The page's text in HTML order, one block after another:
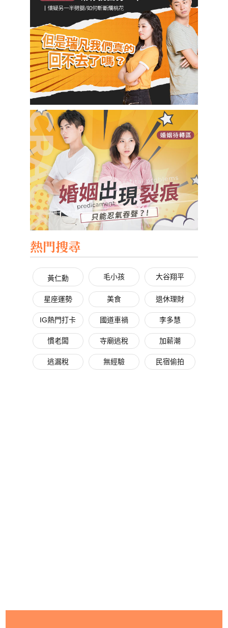
熱門搜尋
黃仁勳 毛小孩 大谷翔平
星座運勢 美食 退休理財
IG熱門打卡 國道車禍 李多慧
慣老闆 寺廟逃稅 加薪潮
逃漏稅 無經驗 民宿偷拍